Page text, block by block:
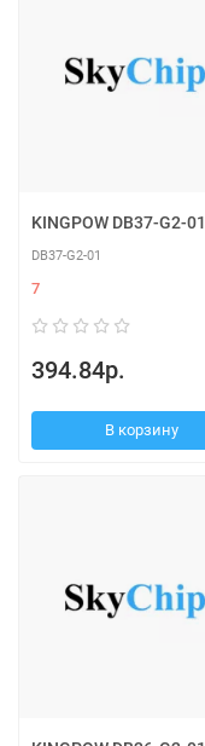
KINGPOW DB37-G2-01
DB37-G2-01
7
394.84р.
В корзину